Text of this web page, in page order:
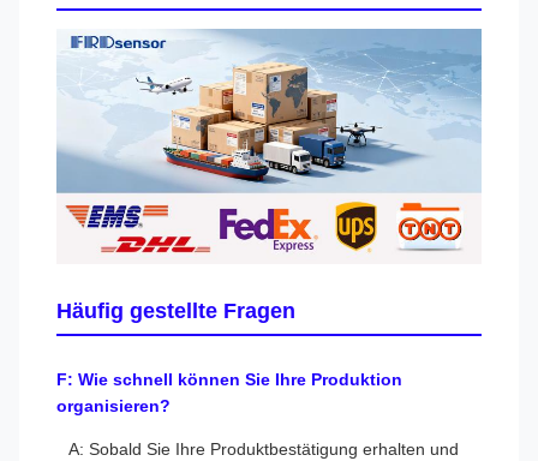
Häufig gestellte Fragen
F: Wie schnell können Sie Ihre Produktion
organisieren?
A: Sobald Sie Ihre Produktbestätigung erhalten und